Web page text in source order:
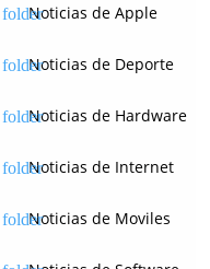
Noticias de Apple
Noticias de Deporte
Noticias de Hardware
Noticias de Internet
Noticias de Moviles